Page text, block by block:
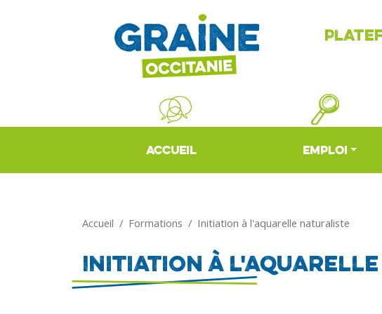
ACCUEIL EMPLOI
Accueil Formations Initiation à l'aquarelle naturaliste
Initiation à